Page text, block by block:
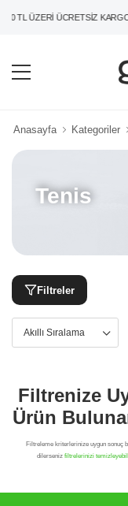
TL ÜZERİ ÜCRETSİZ KARGO!
Anasayfa Kategoriler
Tenis
Filtreler